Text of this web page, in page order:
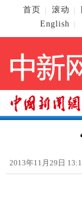
首页 滚动
English
2013年11月29日